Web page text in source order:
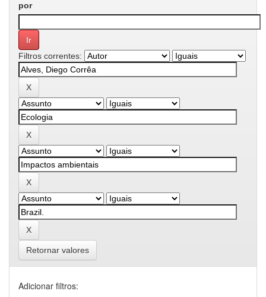
por
Filtros correntes:
Retornar valores
Adicionar filtros: